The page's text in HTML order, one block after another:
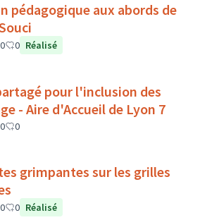
pédagogique aux abords de
0 0 Réalisé
pour l'inclusion des
- Aire d'Accueil de Lyon 7
0 0
grimpantes sur les grilles
0 0 Réalisé